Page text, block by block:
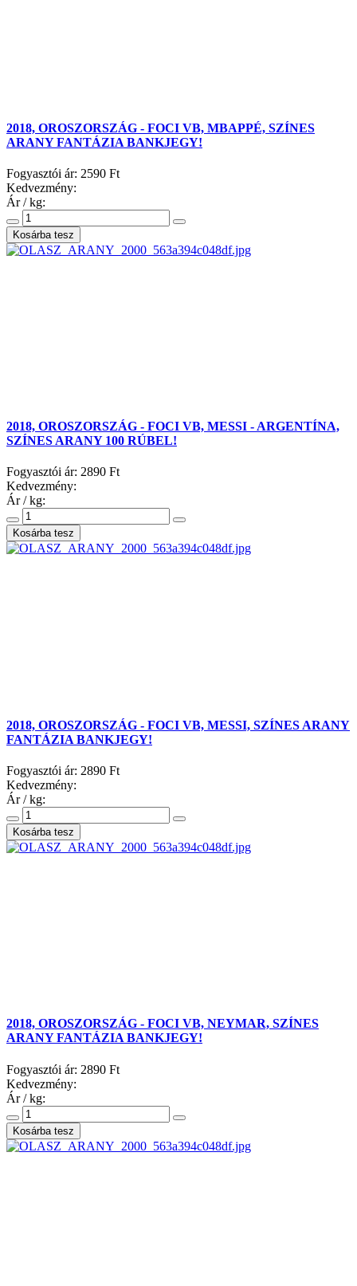
2018, OROSZORSZÁG - FOCI VB, MBAPPÉ, SZÍNES
ARANY FANTÁZIA BANKJEGY!
Fogyasztói ár: 2590 Ft
Kedvezmény:
Ár / kg:
2018, OROSZORSZÁG - FOCI VB, MESSI - ARGENTÍNA,
SZÍNES ARANY 100 RÚBEL!
Fogyasztói ár: 2890 Ft
Kedvezmény:
Ár / kg:
2018, OROSZORSZÁG - FOCI VB, MESSI, SZÍNES ARANY
FANTÁZIA BANKJEGY!
Fogyasztói ár: 2890 Ft
Kedvezmény:
Ár / kg:
2018, OROSZORSZÁG - FOCI VB, NEYMAR, SZÍNES
ARANY FANTÁZIA BANKJEGY!
Fogyasztói ár: 2890 Ft
Kedvezmény:
Ár / kg: